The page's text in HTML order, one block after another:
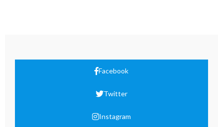
Facebook
Twitter
Instagram